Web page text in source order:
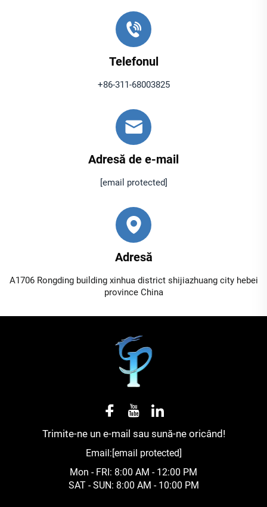
Telefonul
+86-311-68003825
Adresă de e-mail
[email protected]
Adresă
A1706 Rongding building xinhua district shijiazhuang city hebei
province China
Trimite-ne un e-mail sau sună-ne oricând!
Email:[email protected]
Mon - FRI: 8:00 AM - 12:00 PM
SAT - SUN: 8:00 AM - 10:00 PM